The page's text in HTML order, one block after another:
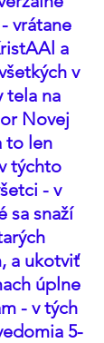
vrátane
a
v
tela na
Novej
to len
týchto
- v
sa snaží
a ukotviť
úplne
- v tých
5-